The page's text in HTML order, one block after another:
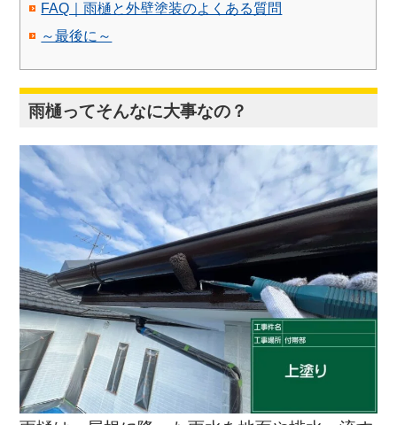
FAQ｜雨樋と外壁塗装のよくある質問
～最後に～
雨樋ってそんなに大事なの？